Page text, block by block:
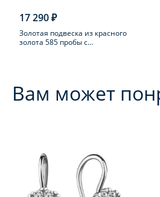
17 290 ₽
Золотая подвеска из красного
золота 585 пробы с
Вам может